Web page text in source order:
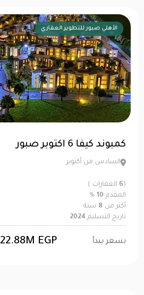
الأهلي صبور للتطوير العقاري
كمبوند كيفا 6 اكتوبر صبور
السادس من أكتوبر
(
6 العقارات )
المقدم 10
%
أكثر من 8 سنة
تاريخ التسليم 2024
بسعر يبدأ 22.88M EGP